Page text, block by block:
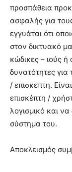
προσπάθεια
ασφαλής για
εγγυάται ότι
στον δικτυακό
κώδικες – ιούς
δυνατότητες
/ επισκέπτη.
επισκέπτη /
λογισμικό και να
σύστημα του.
Αποκλεισμός